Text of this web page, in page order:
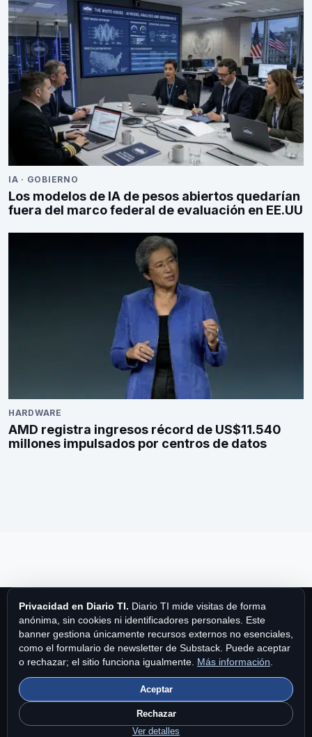
IA · GOBIERNO
Los modelos de IA de pesos abiertos quedarían
fuera del marco federal de evaluación en EE.UU
HARDWARE
AMD registra ingresos récord de US$11.540
millones impulsados por centros de datos
Diario TI
Diario TI es una publicación de MPA Publishing International Ltd.
Fundado en 1997.
|Privacidad y cookies
Brand Story
en Diario TI.
Privacidad en Diario TI. Diario TI mide visitas de forma
anónima, sin cookies ni identificadores personales. Este
banner gestiona únicamente recursos externos no esenciales,
como el formulario de newsletter de Substack. Puede aceptar
o rechazar; el sitio funciona igualmente. Más información
Aceptar
Rechazar
Ver detalles